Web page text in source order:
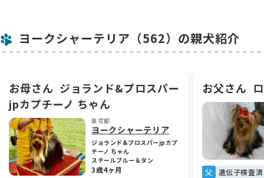
健康面や気質の良さも受け継いでいて、まさに将来が楽しみな
子です。優雅さと可愛らしさを兼ね備えた両親から生まれた男
🏠 これからのご家族に
ヨーキーらしい賢さと愛嬌で、ご家族の中心になってくれるは
ずです。初めてワンちゃんを迎える方でも安心して育てられる
よう、アフターサポートもさせていただきますので、どうぞご
安心ください😊✨
ヨークシャーテリア（562）の親犬紹介
お母さん ジョランド&プロスパー
jpカプチーノ ちゃん
東京都
ヨークシャーテリア
ジョランド&プロスパーjpカプ
チーノ ちゃん
スチールブルー＆タン
3歳4ヶ月
お父さん
父 遺伝子検査済